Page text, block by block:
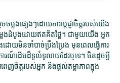
លងផ្សេងៗដោយការប្តេជ្ញាចិត្តរបស់យើង
ងដំបូងដោយឥតគិតថ្លៃ។ ជាមួយយើង អ្នក
ដោយមិនចាំបាច់ប្រឹងប្រែង មុនពេលធ្វើការ
ារណ៍ដើមដ៏ទូលំទូលាយដែរឬទេ។ មិនដូចអ្វី
ញចិត្តរបស់អ្នក និងផ្តល់តម្លាភាពក្នុង